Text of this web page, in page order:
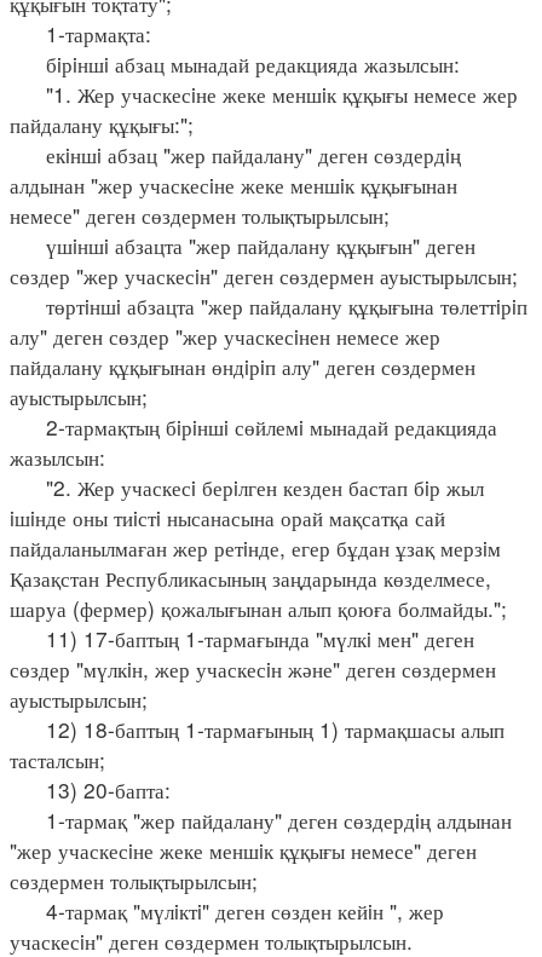
1-тармақта:
бiрiншi абзац мынадай редакцияда жазылсын:
"1. Жер учаскесiне жеке меншiк құқығы немесе жер
пайдалану құқығы:";
екiншi абзац "жер пайдалану" деген сөздердiң
алдынан "жер учаскесiне жеке меншiк құқығынан
немесе" деген сөздермен толықтырылсын;
үшiншi абзацта "жер пайдалану құқығын" деген
сөздер "жер учаскесiн" деген сөздермен ауыстырылсын;
төртiншi абзацта "жер пайдалану құқығына төлеттiрiп
алу" деген сөздер "жер учаскесiнен немесе жер
пайдалану құқығынан өндiрiп алу" деген сөздермен
ауыстырылсын;
2-тармақтың бiрiншi сөйлемi мынадай редакцияда
жазылсын:
"2. Жер учаскесi берiлген кезден бастап бiр жыл
iшiнде оны тиiстi нысанасына орай мақсатқа сай
пайдаланылмаған жер ретiнде, егер бұдан ұзақ мерзiм
Қазақстан Республикасының заңдарында көзделмесе,
шаруа (фермер) қожалығынан алып қоюға болмайды.";
11) 17-баптың 1-тармағында "мүлкi мен" деген
сөздер "мүлкiн, жер учаскесiн және" деген сөздермен
ауыстырылсын;
12) 18-баптың 1-тармағының 1) тармақшасы алып
тасталсын;
13) 20-бапта:
1-тармақ "жер пайдалану" деген сөздердiң алдынан
"жер учаскесiне жеке меншiк құқығы немесе" деген
сөздермен толықтырылсын;
4-тармақ "мүлiктi" деген сөзден кейiн ", жер
учаскесiн" деген сөздермен толықтырылсын.